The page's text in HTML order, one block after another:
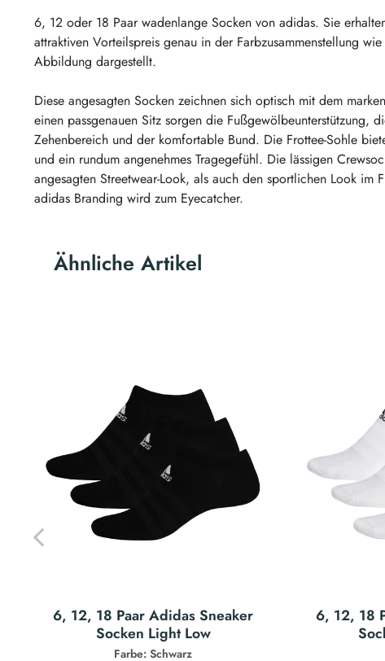
6, 12 oder 18 Paar wadenlange Socken von adidas. Sie
attraktiven Vorteilspreis genau in der Farbzusammenstellung
Abbildung dargestellt.
Diese angesagten Socken zeichnen sich optisch mit dem
einen passgenauen Sitz sorgen die Fußgewölbeunterstützung,
Zehenbereich und der komfortable Bund. Die Frottee-Sohle
und ein rundum angenehmes Tragegefühl. Die lässigen
angesagten Streetwear-Look, als auch den sportlichen Look im
adidas Branding wird zum Eyecatcher.
Ähnliche Artikel
6, 12, 18 Paar Adidas Sneaker
Socken Light Low
Farbe: Schwarz
6, 12, 18